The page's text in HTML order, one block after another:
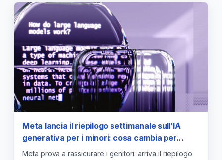
Meta lancia il riepilogo settimanale sull’IA
generativa per i minori: cosa cambia per
genitori e scuole
Meta prova a rassicurare i genitori: arriva il riepilogo